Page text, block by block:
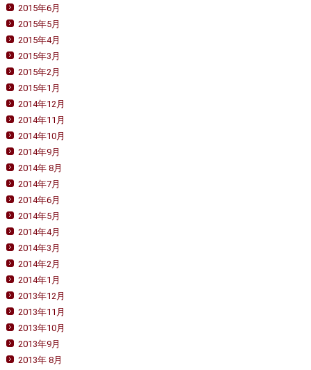
2015年6月
2015年5月
2015年4月
2015年3月
2015年2月
2015年1月
2014年12月
2014年11月
2014年10月
2014年9月
2014年 8月
2014年7月
2014年6月
2014年5月
2014年4月
2014年3月
2014年2月
2014年1月
2013年12月
2013年11月
2013年10月
2013年9月
2013年 8月